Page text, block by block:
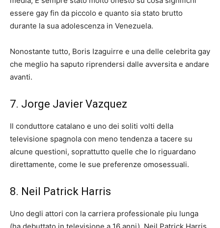
essere gay fin da piccolo e quanto sia stato brutto
durante la sua adolescenza in Venezuela.
Nonostante tutto, Boris Izaguirre e una delle celebrita gay
che meglio ha saputo riprendersi dalle avversita e andare
avanti.
7. Jorge Javier Vazquez
Il conduttore catalano e uno dei soliti volti della
televisione spagnola con meno tendenza a tacere su
alcune questioni, soprattutto quelle che lo riguardano
direttamente, come le sue preferenze omosessuali.
8. Neil Patrick Harris
Uno degli attori con la carriera professionale piu lunga